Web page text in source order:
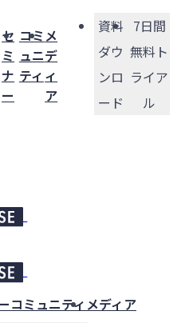
セ
ミ
ナ
ー
コミ
ュニ
ティ
メ
デ
ィ
ア
資料
ダウ
ンロ
ード
7日間
無料ト
ライア
ル
コミュニティ メディア